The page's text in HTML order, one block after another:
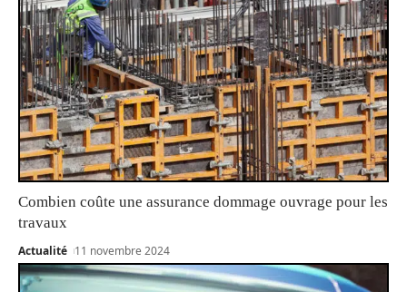
Combien coûte une assurance dommage ouvrage pour les
travaux
Actualité 11 novembre 2024